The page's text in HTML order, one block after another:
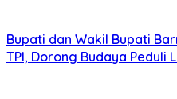
Bupati dan Wakil Bupati
TPI, Dorong Budaya Peduli